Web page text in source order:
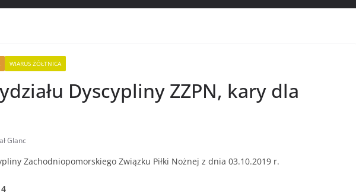
WIARUS ŻÓŁTNICA
Dyscypliny ZZPN, kary dla
Glanc
Zachodniopomorskiego Związku Piłki Nożnej z dnia 03.10.2019 r.